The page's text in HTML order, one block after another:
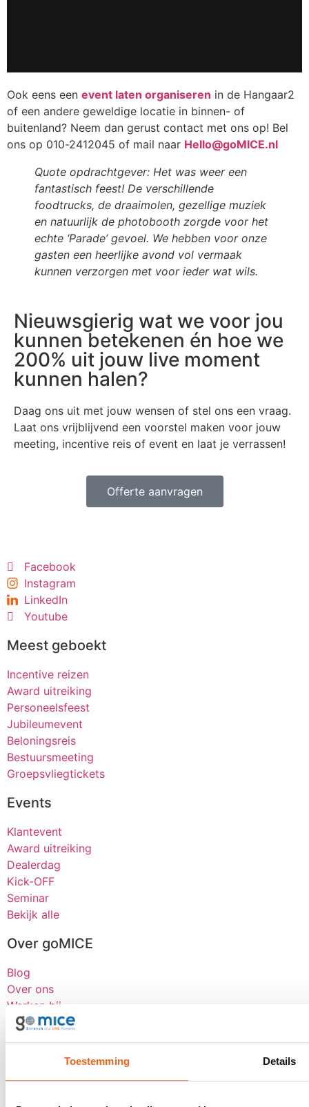
Toestemming Details
Ook eens een event laten organiseren in de Hangaar2
of een andere geweldige locatie in binnen- of
buitenland? Neem dan gerust contact met ons op! Bel
ons op 010-2412045 of mail naar Hello@goMICE.nl
Quote opdrachtgever: Het was weer een
fantastisch feest! De verschillende
foodtrucks, de draaimolen, gezellige muziek
en natuurlijk de photobooth zorgde voor het
echte ‘Parade’ gevoel. We hebben voor onze
gasten een heerlijke avond vol vermaak
kunnen verzorgen met voor ieder wat wils.
Nieuwsgierig wat we voor jou
kunnen betekenen én hoe we
200% uit jouw live moment
kunnen halen?
Daag ons uit met jouw wensen of stel ons een vraag.
Laat ons vrijblijvend een voorstel maken voor jouw
meeting, incentive reis of event en laat je verrassen!
Offerte aanvragen
Facebook
Instagram
LinkedIn
Youtube
Meest geboekt
Incentive reizen
Award uitreiking
Personeelsfeest
Jubileumevent
Beloningsreis
Bestuursmeeting
Groepsvliegtickets
Events
Klantevent
Award uitreiking
Dealerdag
Kick-OFF
Seminar
Bekijk alle
Over goMICE
Blog
Over ons
Werken bij
Digitale tools
Stretch-methode
Klantervaringen